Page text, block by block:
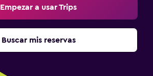
Empezar a usar Trips
Buscar mis reservas